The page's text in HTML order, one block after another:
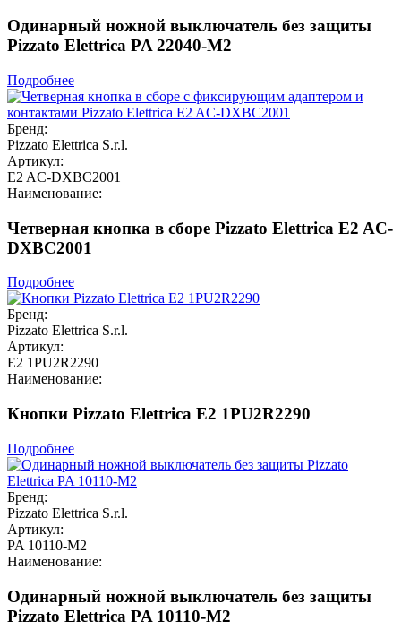
Одинарный ножной выключатель без защиты
Pizzato Elettrica PA 22040-M2
Подробнее
Бренд:
Pizzato Elettrica S.r.l.
Артикул:
E2 AC-DXBC2001
Наименование:
Четверная кнопка в сборе Pizzato Elettrica E2 AC-
DXBC2001
Подробнее
Бренд:
Pizzato Elettrica S.r.l.
Артикул:
E2 1PU2R2290
Наименование:
Кнопки Pizzato Elettrica E2 1PU2R2290
Подробнее
Бренд:
Pizzato Elettrica S.r.l.
Артикул:
PA 10110-M2
Наименование:
Одинарный ножной выключатель без защиты
Pizzato Elettrica PA 10110-M2